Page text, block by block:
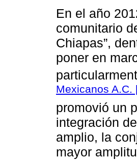
En el año
comunitario
Chiapas”,
poner en
Mexicanos A.C.
promovió un
integración
amplio, la
mayor